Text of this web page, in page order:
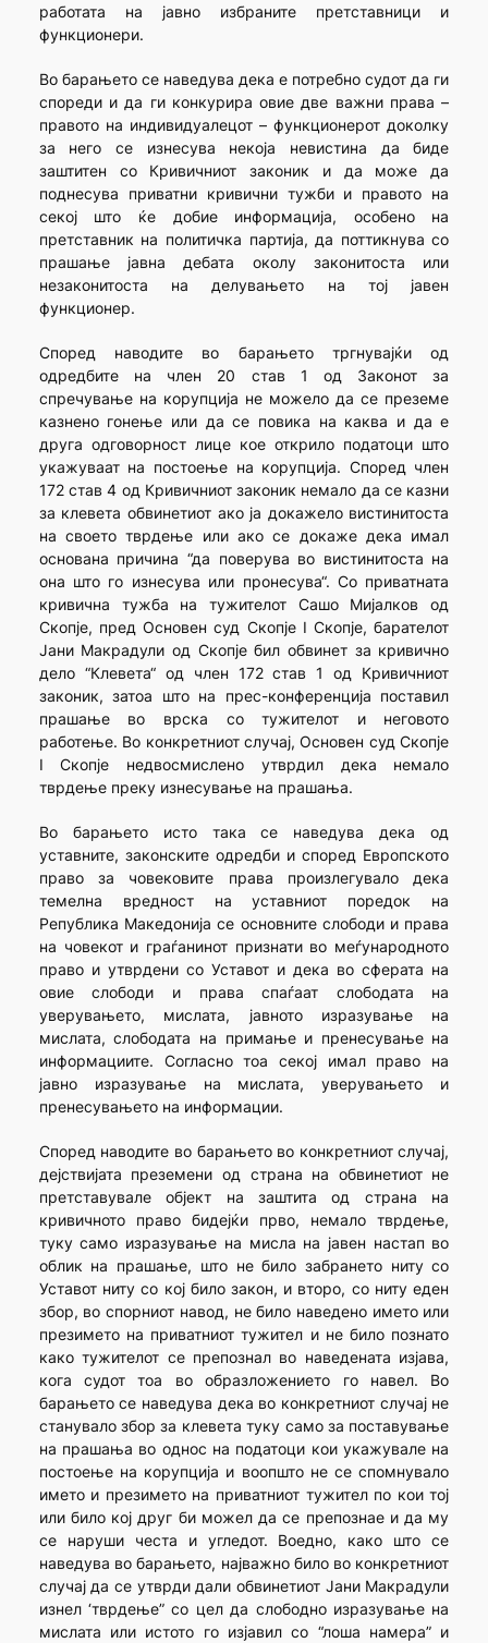
работата на јавно избраните претставници и
функционери.
Во барањето се наведува дека е потребно судот да ги
спореди и да ги конкурира овие две важни права –
правото на индивидуалецот – функционерот доколку
за него се изнесува некоја невистина да биде
заштитен со Кривичниот законик и да може да
поднесува приватни кривични тужби и правото на
секој што ќе добие информација, особено на
претставник на политичка партија, да поттикнува со
прашање јавна дебата околу законитоста или
незаконитоста на делувањето на тој јавен
функционер.
Според наводите во барањето тргнувајќи од
одредбите на член 20 став 1 од Законот за
спречување на корупција не можело да се преземе
казнено гонење или да се повика на каква и да е
друга одговорност лице кое открило податоци што
укажуваат на постоење на корупција. Според член
172 став 4 од Кривичниот законик немало да се казни
за клевета обвинетиот ако ја докажело вистинитоста
на своето тврдење или ако се докаже дека имал
основана причина “да поверува во вистинитоста на
она што го изнесува или пронесува“. Со приватната
кривична тужба на тужителот Сашо Мијалков од
Скопје, пред Основен суд Скопје I Скопје, барателот
Јани Макрадули од Скопје бил обвинет за кривично
дело “Клевета“ од член 172 став 1 од Кривичниот
законик, затоа што на прес-конференција поставил
прашање во врска со тужителот и неговото
работење. Во конкретниот случај, Основен суд Скопје
I Скопје недвосмислено утврдил дека немало
тврдење преку изнесување на прашања.
Во барањето исто така се наведува дека од
уставните, законските одредби и според Европското
право за човековите права произлегувало дека
темелна вредност на уставниот поредок на
Република Македонија се основните слободи и права
на човекот и граѓанинот признати во меѓународното
право и утврдени со Уставот и дека во сферата на
овие слободи и права спаѓаат слободата на
уверувањето, мислата, јавното изразување на
мислата, слободата на примање и пренесување на
информациите. Согласно тоа секој имал право на
јавно изразување на мислата, уверувањето и
пренесувањето на информации.
Според наводите во барањето во конкретниот случај,
дејствијата преземени од страна на обвинетиот не
претставувале објект на заштита од страна на
кривичното право бидејќи прво, немало тврдење,
туку само изразување на мисла на јавен настап во
облик на прашање, што не било забрането ниту со
Уставот ниту со кој било закон, и второ, со ниту еден
збор, во спорниот навод, не било наведено името или
презимето на приватниот тужител и не било познато
како тужителот се препознал во наведената изјава,
кога судот тоа во образложението го навел. Во
барањето се наведува дека во конкретниот случај не
станувало збор за клевета туку само за поставување
на прашања во однос на податоци кои укажувале на
постоење на корупција и воопшто не се спомнувало
името и презимето на приватниот тужител по кои тој
или било кој друг би можел да се препознае и да му
се наруши честа и угледот. Воедно, како што се
наведува во барањето, најважно било во конкретниот
случај да се утврди дали обвинетиот Јани Макрадули
изнел ‘тврдење” со цел да слободно изразување на
мислата или истото го изјавил со “лоша намера” и